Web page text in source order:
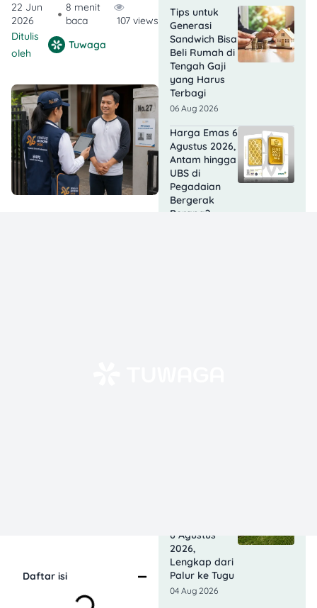
22 Jun
2026
8 menit
baca
107 views
Ditulis
oleh
Tuwaga
Daftar isi
Tips untuk
Generasi
Sandwich Bisa
Beli Rumah di
Tengah Gaji
yang Harus
Terbagi
06 Aug 2026
Harga Emas 6
Agustus 2026,
Antam hingga
UBS di
Pegadaian
Bergerak
Berapa?
6 Agustus
2026,
Lengkap dari
Palur ke Tugu
04 Aug 2026